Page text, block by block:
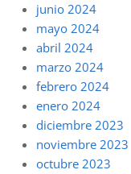
junio 2024
mayo 2024
abril 2024
marzo 2024
febrero 2024
enero 2024
diciembre 2023
noviembre 2023
octubre 2023